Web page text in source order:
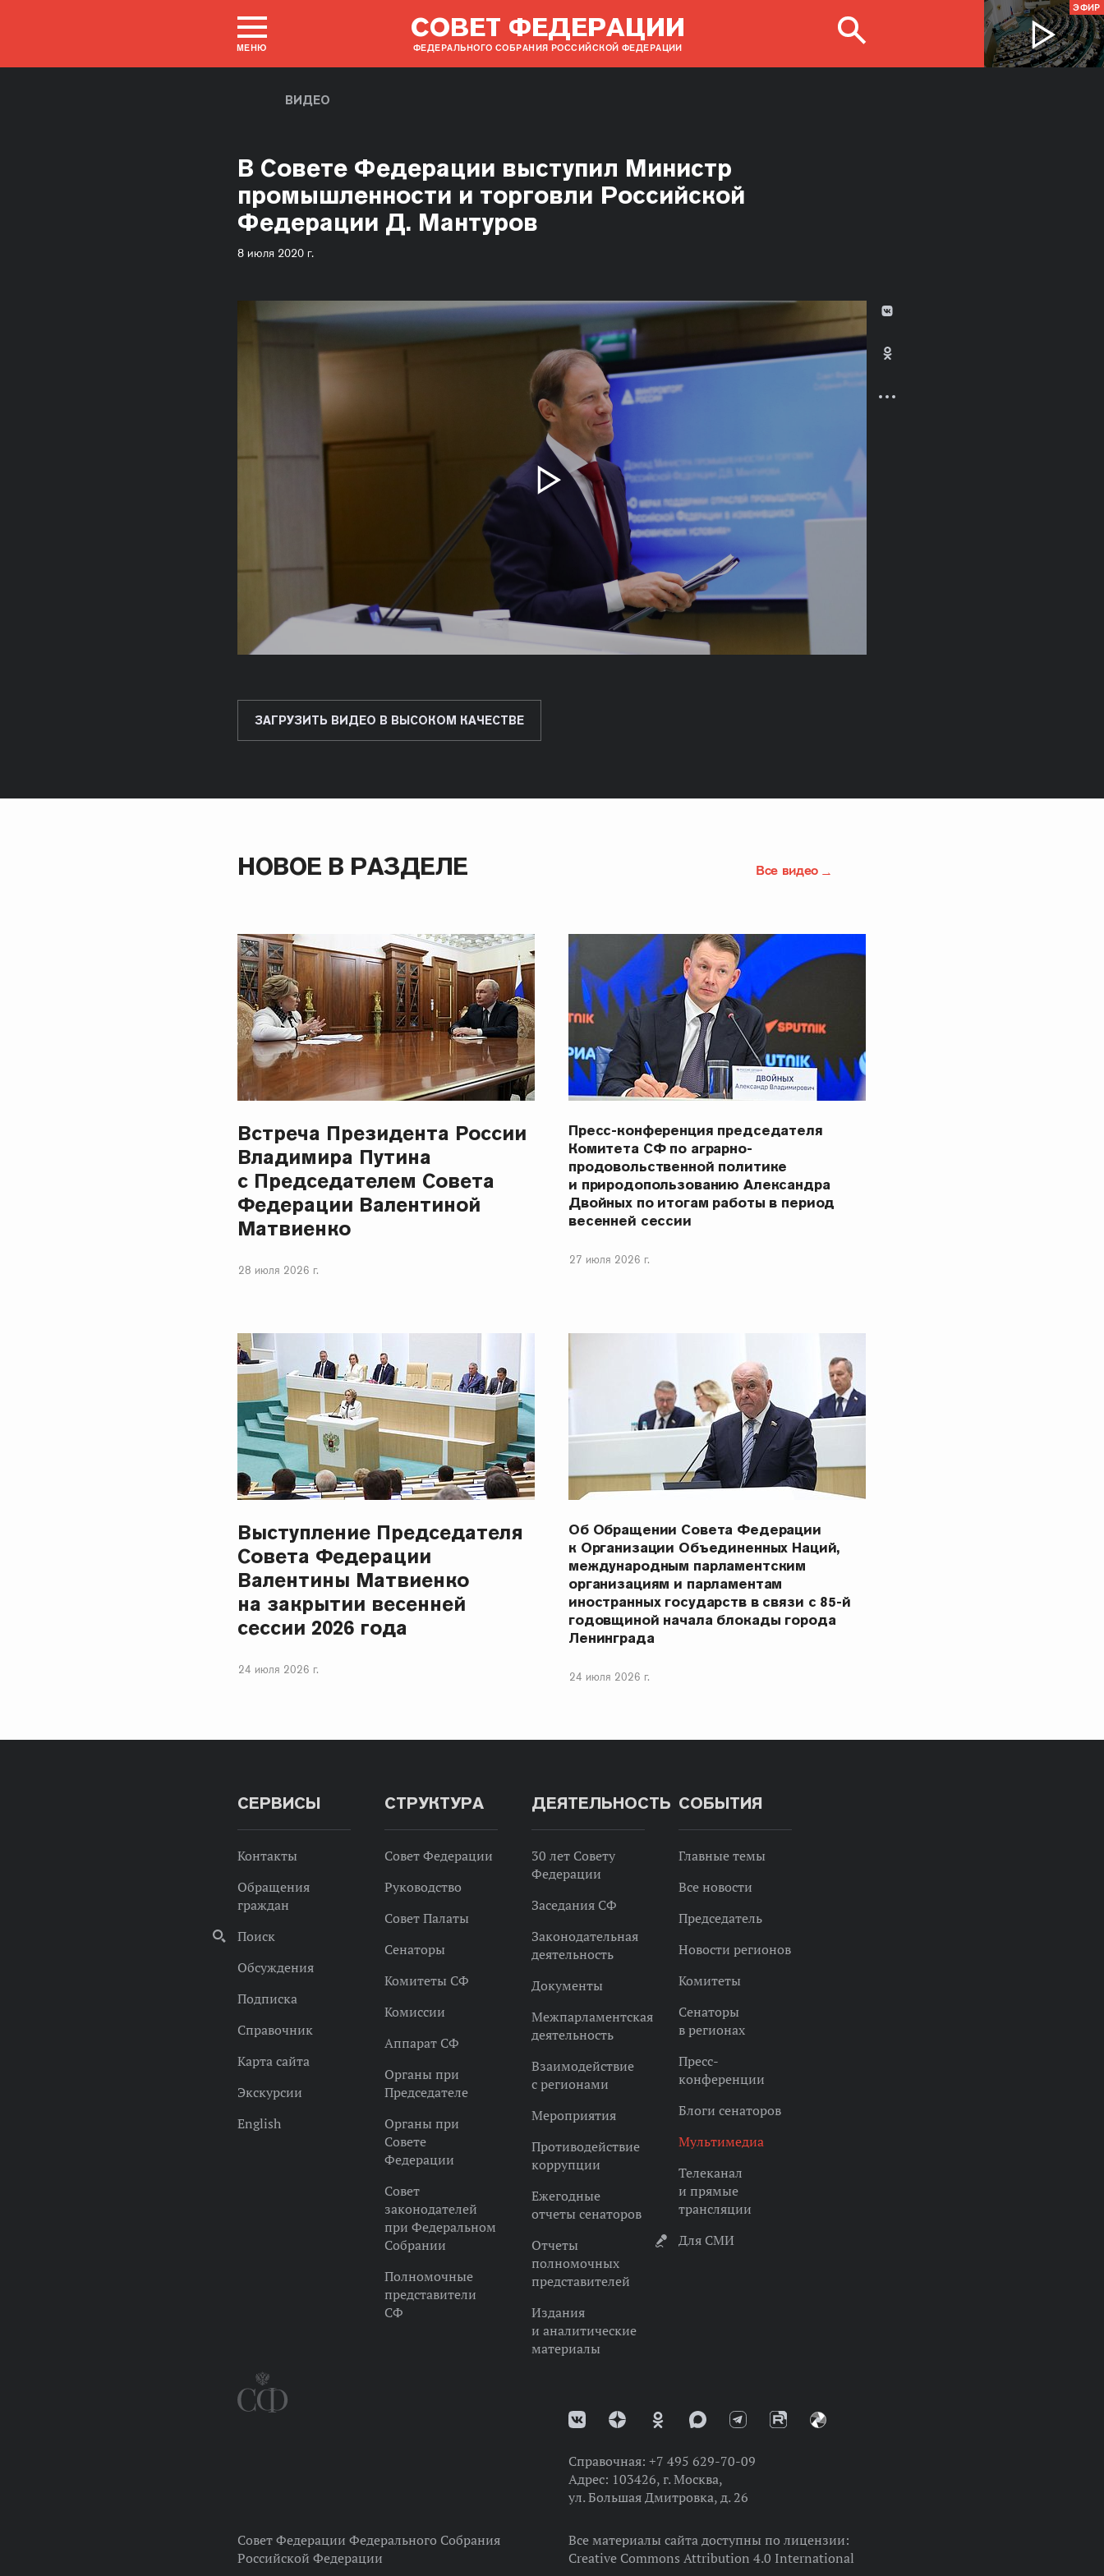
МЕНЮ
СОВЕТ ФЕДЕРАЦИИ
ФЕДЕРАЛЬНОГО СОБРАНИЯ РОССИЙСКОЙ ФЕДЕРАЦИИ
ЭФИР
ВИДЕО
В Совете Федерации выступил Министр
промышленности и торговли Российской
Федерации Д. Мантуров
8 июля 2020 г.
ЗАГРУЗИТЬ ВИДЕО В ВЫСОКОМ КАЧЕСТВЕ
НОВОЕ В РАЗДЕЛЕ Все видео
Встреча Президента России
Владимира Путина
с Председателем Совета
Федерации Валентиной
Матвиенко
28 июля 2026 г.
Пресс-конференция председателя
Комитета СФ по аграрно-
продовольственной политике
и природопользованию Александра
Двойных по итогам работы в период
весенней сессии
27 июля 2026 г.
Выступление Председателя
Совета Федерации
Валентины Матвиенко
на закрытии весенней
сессии 2026 года
24 июля 2026 г.
Об Обращении Совета Федерации
к Организации Объединенных Наций,
международным парламентским
организациям и парламентам
иностранных государств в связи с 85-й
годовщиной начала блокады города
Ленинграда
24 июля 2026 г.
СЕРВИСЫ
Контакты
Обращения
граждан
Поиск
Обсуждения
Подписка
Справочник
Карта сайта
Экскурсии
English
СТРУКТУРА
Совет Федерации
Руководство
Совет Палаты
Сенаторы
Комитеты СФ
Комиссии
Аппарат СФ
Органы при
Председателе
Органы при
Совете
Федерации
Совет
законодателей
при Федеральном
Собрании
Полномочные
представители
СФ
ДЕЯТЕЛЬНОСТЬ
30 лет Совету
Федерации
Заседания СФ
Законодательная
деятельность
Документы
Межпарламентская
деятельность
Взаимодействие
с регионами
Мероприятия
Противодействие
коррупции
Ежегодные
отчеты сенаторов
Отчеты
полномочных
представителей
Издания
и аналитические
материалы
СОБЫТИЯ
Главные темы
Все новости
Председатель
Новости регионов
Комитеты
Сенаторы
в регионах
Пресс-
конференции
Блоги сенаторов
Мультимедиа
Телеканал
и прямые
трансляции
Для СМИ
Справочная: +7 495 629-70-09
Адрес: 103426, г. Москва,
ул. Большая Дмитровка, д. 26
Совет Федерации Федерального Собрания
Российской Федерации
Все материалы сайта доступны по лицензии:
Creative Commons Attribution 4.0 International